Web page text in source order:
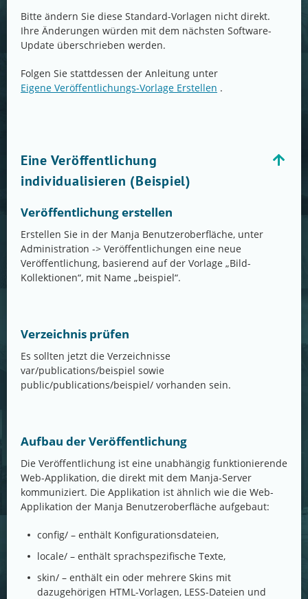
Bitte ändern Sie diese Standard-Vorlagen nicht direkt.
Ihre Änderungen würden mit dem nächsten Software-
Update überschrieben werden.
Folgen Sie stattdessen der Anleitung unter
Eigene Veröffentlichungs-Vorlage Erstellen .
Eine Veröffentlichung
individualisieren (Beispiel)
Veröffentlichung erstellen
Erstellen Sie in der Manja Benutzeroberfläche, unter
Administration -> Veröffentlichungen eine neue
Veröffentlichung, basierend auf der Vorlage „Bild-
Kollektionen“, mit Name „beispiel“.
Verzeichnis prüfen
Es sollten jetzt die Verzeichnisse
var/publications/beispiel sowie
public/publications/beispiel/ vorhanden sein.
Aufbau der Veröffentlichung
Die Veröffentlichung ist eine unabhängig funktionierende
Web-Applikation, die direkt mit dem Manja-Server
kommuniziert. Die Applikation ist ähnlich wie die Web-
Applikation der Manja Benutzeroberfläche aufgebaut:
config/ – enthält Konfigurationsdateien,
locale/ – enthält sprachspezifische Texte,
skin/ – enthält ein oder mehrere Skins mit
dazugehörigen HTML-Vorlagen, LESS-Dateien und